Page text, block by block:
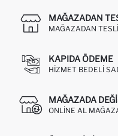
MAĞAZADAN
MAĞAZADAN
KAPIDA ÖDEME
HIZMET BEDELI
MAĞAZADA
ONLINE AL